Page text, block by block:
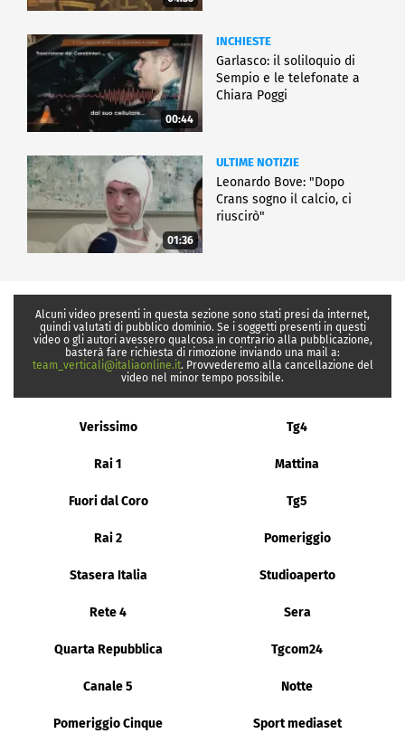
00:44
INCHIESTE
Garlasco: il soliloquio di
Sempio e le telefonate a
Chiara Poggi
01:36
ULTIME NOTIZIE
Leonardo Bove: "Dopo
Crans sogno il calcio, ci
riuscirò"
Alcuni video presenti in questa sezione sono stati presi da internet,
quindi valutati di pubblico dominio. Se i soggetti presenti in questi
video o gli autori avessero qualcosa in contrario alla pubblicazione,
basterà fare richiesta di rimozione inviando una mail a:
team_verticali@italiaonline.it. Provvederemo alla cancellazione del
video nel minor tempo possibile.
Verissimo Tg4
Rai 1 Mattina
Fuori dal Coro Tg5
Rai 2 Pomeriggio
Stasera Italia Studioaperto
Rete 4 Sera
Quarta Repubblica Tgcom24
Canale 5 Notte
Pomeriggio Cinque Sport mediaset